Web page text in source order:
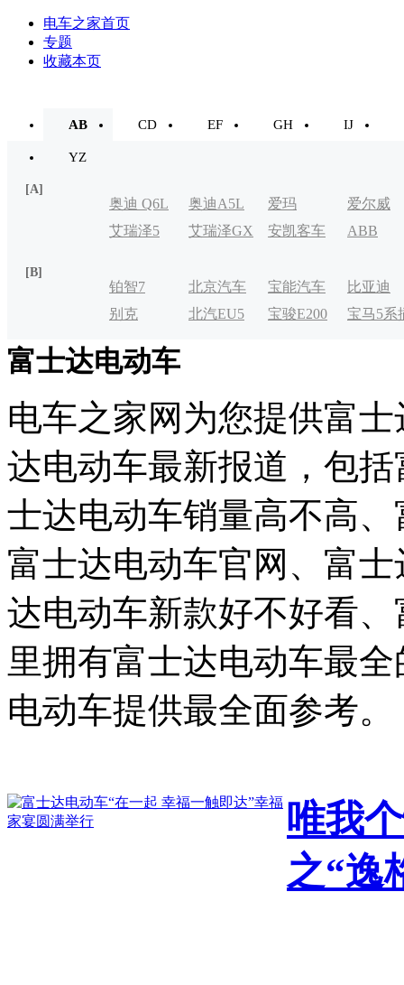
电车之家首页
专题
收藏本页
AB CD EF GH IJ
YZ
[A]
奥迪 Q6L
e-tron
奥迪A5L 爱玛
爱尔威
艾瑞泽5
艾瑞泽GX 安凯客车 ABB
[B]
铂智7 北京汽车
制造厂
宝能汽车
比亚迪
别克
VELITE
北汽EU5 宝骏E200 宝马5系
富士达电动车
电车之家网为您提供富
达电动车最新报道，包
士达电动车销量高不高
富士达电动车官网、富
达电动车新款好不好看
里拥有富士达电动车最
电动车提供最全面参考。
唯我
之“逸